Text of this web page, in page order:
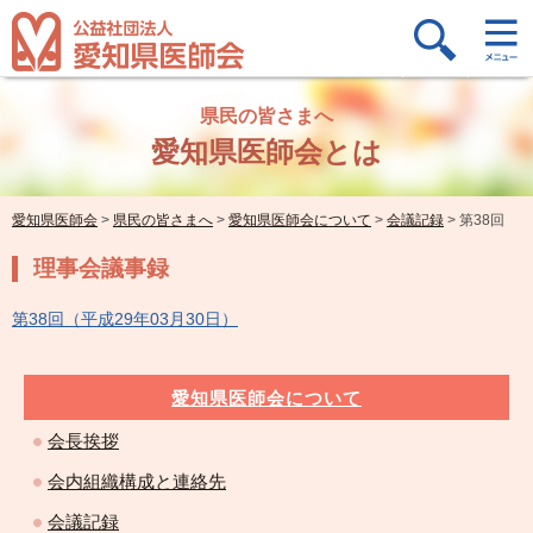
県民の皆さまへ
愛知県医師会とは
愛知県医師会 > 県民の皆さまへ > 愛知県医師会について > 会議記録 > 第38回
理事会議事録
第38回（平成29年03月30日）
愛知県医師会について
会長挨拶
会内組織構成と連絡先
会議記録